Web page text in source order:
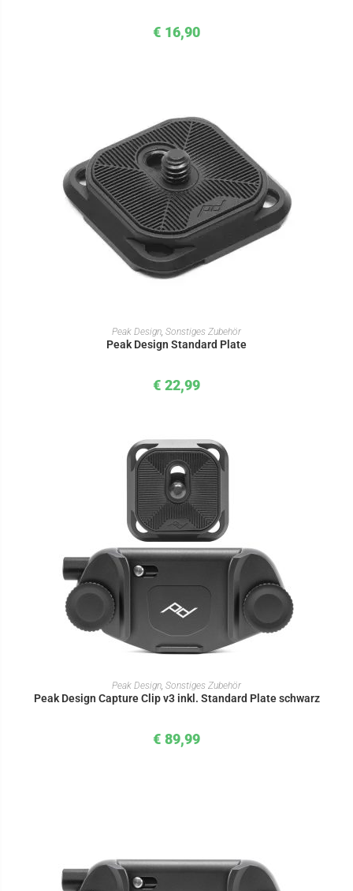
€ 16,90
IN DEN WARENKORB
Peak Design, Sonstiges Zubehör
Peak Design Standard Plate
€ 22,99
IN DEN WARENKORB
Peak Design Sonstiges Zubehör
Peak Design Capture Clip v3 inkl. Standard Plate schwarz
€ 89,99